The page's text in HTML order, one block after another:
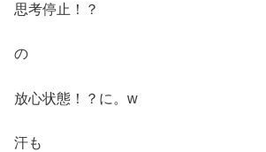
思考停止！？
の
放心状態！？に。w
汗も